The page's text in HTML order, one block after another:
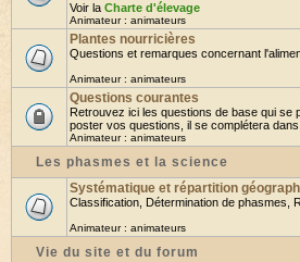
Voir la Charte d'élevage
Animateur : animateurs
Plantes nourricières
Questions et remarques concernant
Animateur : animateurs
Questions courantes
Retrouvez ici les questions de base qui
poster vos questions, il se complétera dans
Animateur : animateurs
Les phasmes et la science
Systématique et répartition
Classification, Détermination de phasmes,
Animateur : animateurs
Vie du site et du forum